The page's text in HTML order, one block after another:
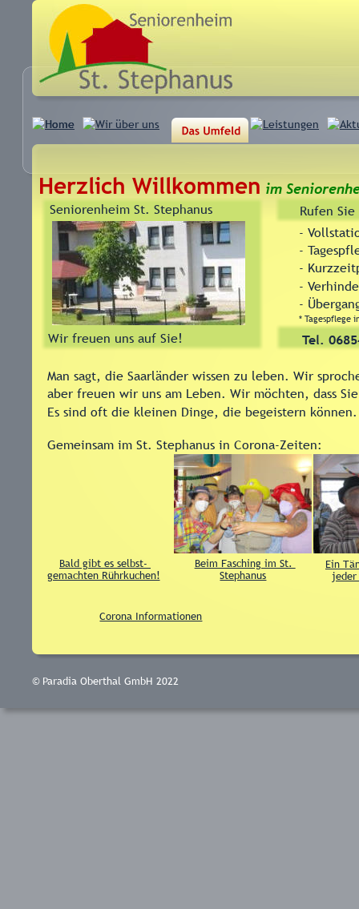
© Paradia Oberthal GmbH 2022
Herzlich Willkommen im
Seniorenheim St. Stephanus
Wir freuen uns auf Sie!
Rufen
-
-
-
-
-
* Tagespflege
Tel.
Ein
Beim Fasching im St.
Stephanus
Corona Informationen
Man sagt, die Saarländer wissen zu leben. Wir
aber freuen wir uns am Leben. Wir möchten, dass
Es sind oft die kleinen Dinge, die begeistern
Gemeinsam im St. Stephanus in Corona-Zeiten:
Bald gibt es selbst-
gemachten Rührkuchen!